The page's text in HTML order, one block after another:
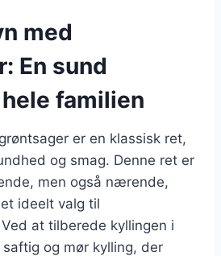
med
En sund
familien
er en klassisk ret,
og smag. Denne ret er
men også nærende,
ideelt valg til
at tilberede kyllingen i
og mør kylling, der